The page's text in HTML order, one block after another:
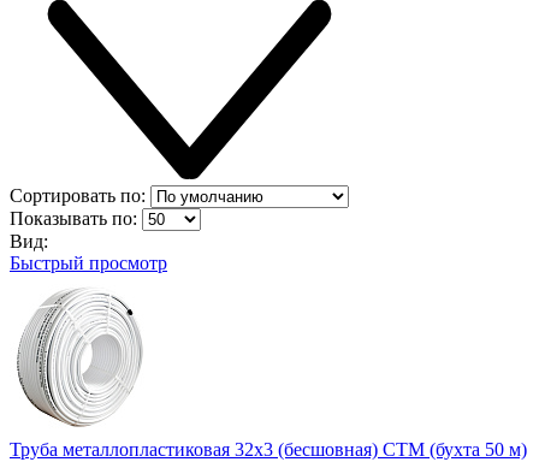
Сортировать по:
Показывать по:
Вид:
Быстрый просмотр
Труба металлопластиковая 32х3 (бесшовная) CTM (бухта 50 м)